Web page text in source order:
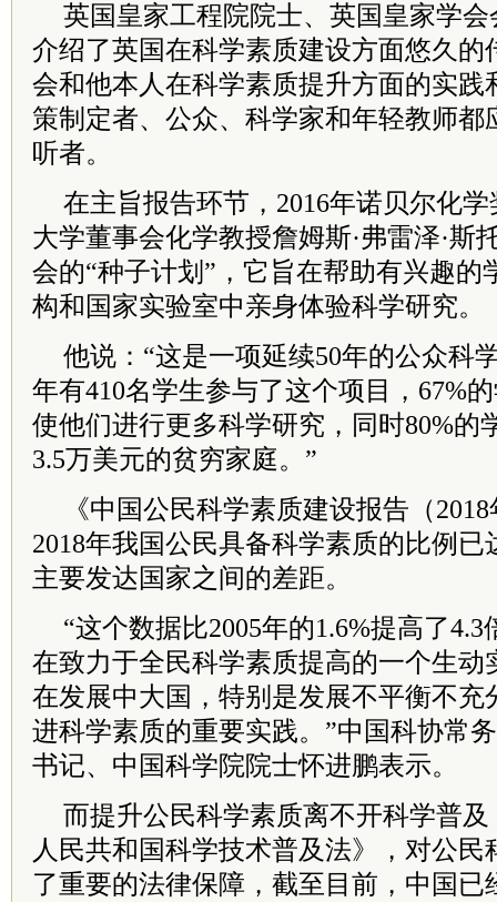
英国皇家工程院院士、英国皇家学会
介绍了英国在科学素质建设方面悠久的
会和他本人在科学素质提升方面的实践
策制定者、公众、科学家和年轻教师都
听者。
在主旨报告环节，2016年诺贝尔化
大学董事会化学教授詹姆斯·弗雷泽·斯
会的“种子计划”，它旨在帮助有兴趣的
构和国家实验室中亲身体验科学研究。
他说：“这是一项延续50年的公众科
年有410名学生参与了这个项目，67%
使他们进行更多科学研究，同时80%的
3.5万美元的贫穷家庭。”
《中国公民科学素质建设报告（
2018年我国公民具备科学素质的比例已
主要发达国家之间的差距。
“这个数据比2005年的1.6%提高了
在致力于全民科学素质提高的一个生动
在发展中大国，特别是发展不平衡不充
进科学素质的重要实践。”中国科协常
书记、中国科学院院士怀进鹏表示。
而提升公民科学素质离不开科学普
人民共和国科学技术普及法》，对公
了重要的法律保障，截至目前，中国已